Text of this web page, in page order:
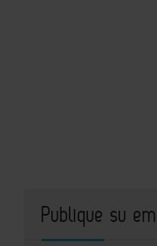
Publique su